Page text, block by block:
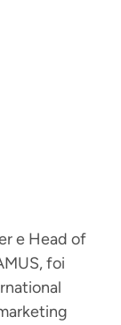
e Head of
foi